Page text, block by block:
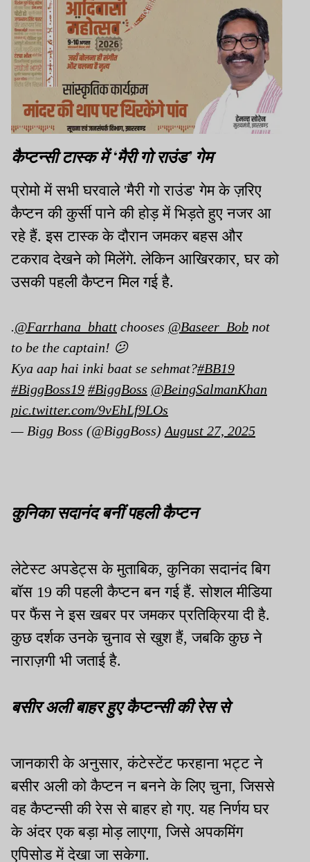
कैप्टन्सी टास्क में ‘मैरी गो राउंड’ गेम
प्रोमो में सभी घरवाले 'मैरी गो राउंड' गेम के ज़रिए
कैप्टन की कुर्सी पाने की होड़ में भिड़ते हुए नजर आ
रहे हैं. इस टास्क के दौरान जमकर बहस और
टकराव देखने को मिलेंगे. लेकिन आखिरकार, घर को
उसकी पहली कैप्टन मिल गई है.
.@Farrhana_bhatt chooses @Baseer_Bob not
to be the captain! 😕
Kya aap hai inki baat se sehmat?#BB19
#BiggBoss19 #BiggBoss @BeingSalmanKhan
pic.twitter.com/9vEhLf9LOs
— Bigg Boss (@BiggBoss) August 27, 2025
कुनिका सदानंद बनीं पहली कैप्टन
लेटेस्ट अपडेट्स के मुताबिक, कुनिका सदानंद बिग
बॉस 19 की पहली कैप्टन बन गई हैं. सोशल मीडिया
पर फैंस ने इस खबर पर जमकर प्रतिक्रिया दी है.
कुछ दर्शक उनके चुनाव से खुश हैं, जबकि कुछ ने
नाराज़गी भी जताई है.
बसीर अली बाहर हुए कैप्टन्सी की रेस से
जानकारी के अनुसार, कंटेस्टेंट फरहाना भट्ट ने
बसीर अली को कैप्टन न बनने के लिए चुना, जिससे
वह कैप्टन्सी की रेस से बाहर हो गए. यह निर्णय घर
के अंदर एक बड़ा मोड़ लाएगा, जिसे अपकमिंग
एपिसोड में देखा जा सकेगा.